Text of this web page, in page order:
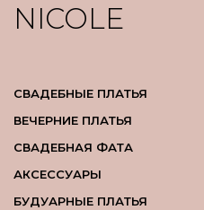
NICOLE
СВАДЕБНЫЕ ПЛАТЬЯ
ВЕЧЕРНИЕ ПЛАТЬЯ
СВАДЕБНАЯ ФАТА
АКСЕССУАРЫ
БУДУАРНЫЕ ПЛАТЬЯ